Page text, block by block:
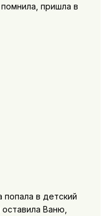
пришла в
в детский
Ваню,